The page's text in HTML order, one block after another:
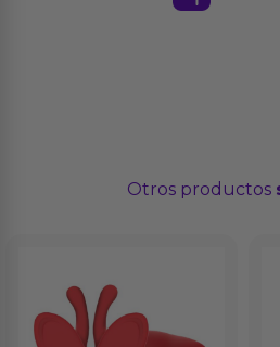
Otros productos